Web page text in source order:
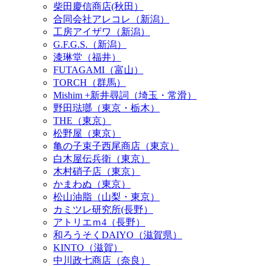
柴田慶信商店(秋田）
合同会社アレコレ（新潟）
工房アイザワ（新潟）
G.F.G.S.（新潟）
漆琳堂（福井）
FUTAGAMI（富山）
TORCH（群馬）
Mishim +新井尋詞（埼玉・常滑）
野田琺瑯（東京・栃木）
THE（東京）
松野屋（東京）
亀の子束子西尾商店（東京）
白木屋伝兵衛（東京）
木村硝子店（東京）
かまわぬ（東京）
松山油脂（山梨・東京）
カミツレ研究所(長野）
アトリエｍ4（長野）
和ろうそくDAIYO（滋賀県）
KINTO（滋賀）
中川政七商店（奈良）